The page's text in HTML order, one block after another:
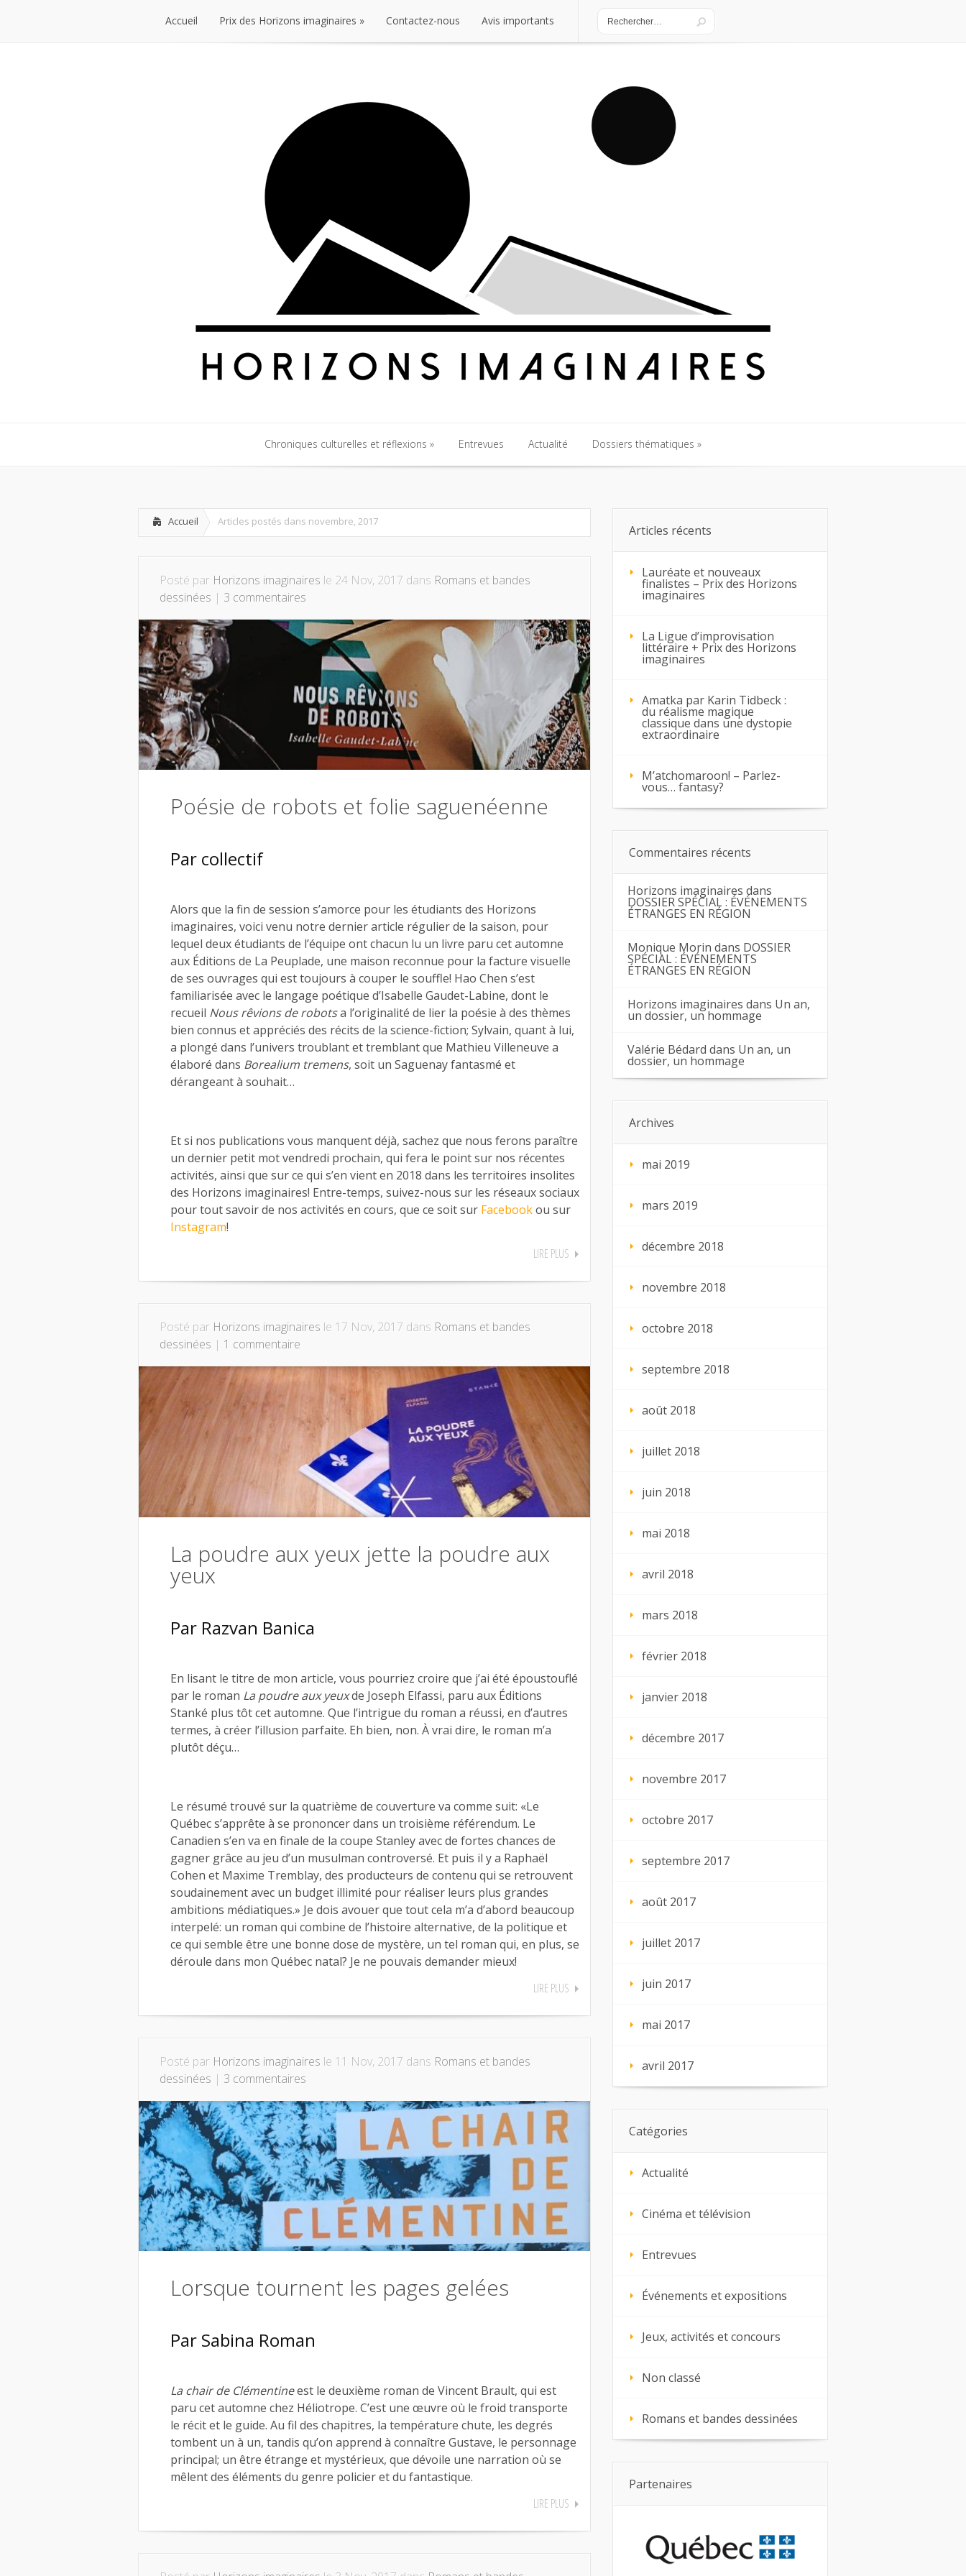
Accueil Prix des Horizons imaginaires Contactez-nous Avis importants
Chroniques culturelles et réflexions Entrevues Actualité Dossiers thématiques
Accueil Articles postés dans novembre, 2017
Posté par Horizons imaginaires le 24 Nov, 2017 dans Romans et bandes
dessinées | 3 commentaires
Poésie de robots et folie saguenéenne
Par collectif
Alors que la fin de session s’amorce pour les étudiants des Horizons
imaginaires, voici venu notre dernier article régulier de la saison, pour
lequel deux étudiants de l’équipe ont chacun lu un livre paru cet automne
aux Éditions de La Peuplade, une maison reconnue pour la facture visuelle
de ses ouvrages qui est toujours à couper le souffle! Hao Chen s’est
familiarisée avec le langage poétique d’Isabelle Gaudet-Labine, dont le
recueil Nous rêvions de robotsa l’originalité de lier la poésie à des thèmes
bien connus et appréciés des récits de la science-fiction; Sylvain, quant à lui,
a plongé dans l’univers troublant et tremblant que Mathieu Villeneuve a
élaboré dans Borealium tremens, soit un Saguenay fantasmé et
dérangeant à souhait…
Et si nos publications vous manquent déjà, sachez que nous ferons paraître
un dernier petit mot vendredi prochain, qui fera le point sur nos récentes
activités, ainsi que sur ce qui s’en vient en 2018 dans les territoires insolites
des Horizons imaginaires! Entre-temps, suivez-nous sur les réseaux sociaux
pour tout savoir de nos activités en cours, que ce soit sur Facebookou sur
Instagram!
LIRE PLUS
Posté par Horizons imaginaires le 17 Nov, 2017 dans Romans et bandes
dessinées | 1 commentaire
La poudre aux yeux jette la poudre aux
yeux
Par Razvan Banica
En lisant le titre de mon article, vous pourriez croire que j’ai été époustouflé
par le roman La poudre aux yeuxde Joseph Elfassi, paru aux Éditions
Stanké plus tôt cet automne. Que l’intrigue du roman a réussi, en d’autres
termes, à créer l’illusion parfaite. Eh bien, non. À vrai dire, le roman m’a
plutôt déçu…
Le résumé trouvé sur la quatrième de couverture va comme suit: «Le
Québec s’apprête à se prononcer dans un troisième référendum. Le
Canadien s’en va en finale de la coupe Stanley avec de fortes chances de
gagner grâce au jeu d’un musulman controversé. Et puis il y a Raphaël
Cohen et Maxime Tremblay, des producteurs de contenu qui se retrouvent
soudainement avec un budget illimité pour réaliser leurs plus grandes
ambitions médiatiques.» Je dois avouer que tout cela m’a d’abord beaucoup
interpelé: un roman qui combine de l’histoire alternative, de la politique et
ce qui semble être une bonne dose de mystère, un tel roman qui, en plus, se
déroule dans mon Québec natal? Je ne pouvais demander mieux!
LIRE PLUS
Posté par Horizons imaginaires le 11 Nov, 2017 dans Romans et bandes
dessinées | 3 commentaires
Lorsque tournent les pages gelées
Par Sabina Roman
La chair de Clémentineest le deuxième roman de Vincent Brault, qui est
paru cet automne chez Héliotrope. C’est une œuvre où le froid transporte
le récit et le guide. Au fil des chapitres, la température chute, les degrés
tombent un à un, tandis qu’on apprend à connaître Gustave, le personnage
principal; un être étrange et mystérieux, que dévoile une narration où se
mêlent des éléments du genre policier et du fantastique.
LIRE PLUS
Articles récents
Lauréate et nouveaux
finalistes – Prix des Horizons
imaginaires
La Ligue d’improvisation
littéraire + Prix des Horizons
imaginaires
Amatka par Karin Tidbeck :
du réalisme magique
classique dans une dystopie
extraordinaire
M’atchomaroon! – Parlez-
vous… fantasy?
Commentaires récents
Horizons imaginaires dans
DOSSIER SPÉCIAL : ÉVÉNEMENTS
ÉTRANGES EN RÉGION
Monique Morin dans DOSSIER
SPÉCIAL : ÉVÉNEMENTS
ÉTRANGES EN RÉGION
Horizons imaginaires dans Un an,
un dossier, un hommage
Valérie Bédard dans Un an, un
dossier, un hommage
Archives
mai 2019
mars 2019
décembre 2018
novembre 2018
octobre 2018
septembre 2018
août 2018
juillet 2018
juin 2018
mai 2018
avril 2018
mars 2018
février 2018
janvier 2018
décembre 2017
novembre 2017
octobre 2017
septembre 2017
août 2017
juillet 2017
juin 2017
mai 2017
avril 2017
Catégories
Actualité
Cinéma et télévision
Entrevues
Événements et expositions
Jeux, activités et concours
Non classé
Romans et bandes dessinées
Partenaires